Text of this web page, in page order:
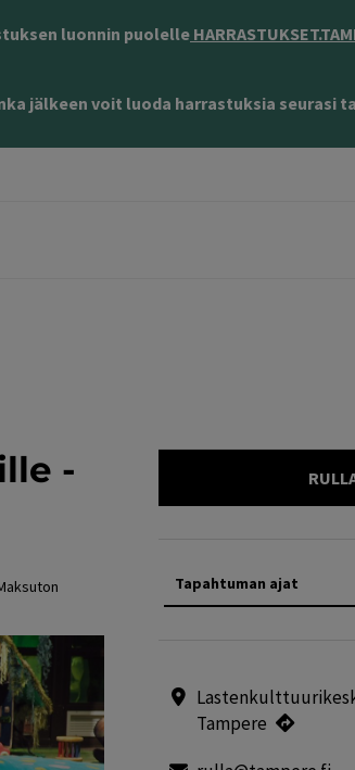
luonnin puolelle
jälkeen voit luoda harrastuksia seurasi
-
Tapahtuman ajat
Tampere